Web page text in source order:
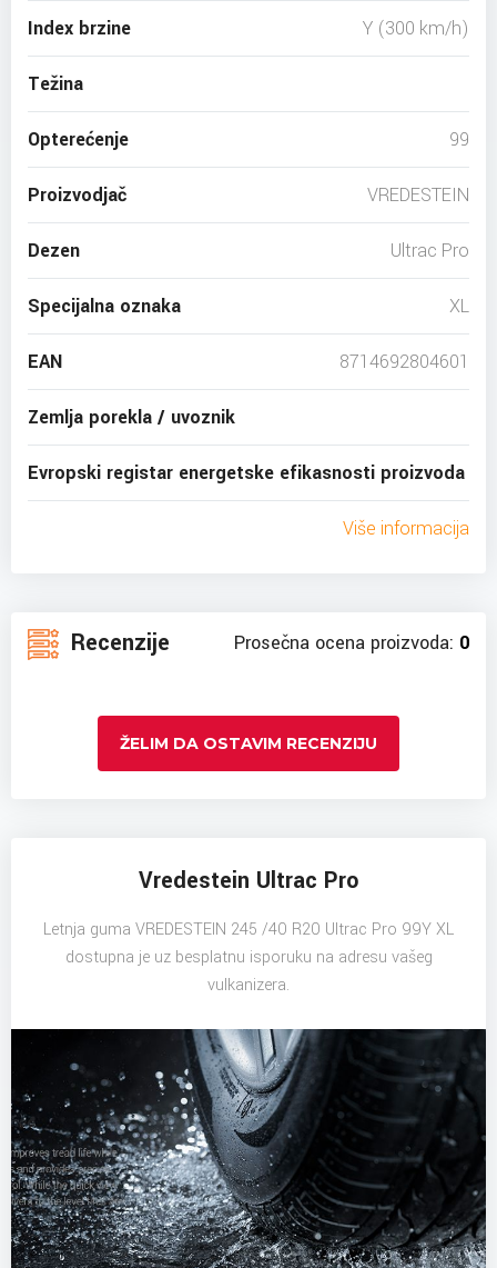
Index brzine Y (300 km/h)
Težina
Opterećenje 99
Proizvodjač VREDESTEIN
Dezen Ultrac Pro
Specijalna oznaka XL
EAN 8714692804601
Zemlja porekla / uvoznik
Evropski registar energetske efikasnosti proizvoda
Više informacija
Recenzije Prosečna ocena proizvoda: 0
ŽELIM DA OSTAVIM RECENZIJU
Vredestein Ultrac Pro
Letnja guma VREDESTEIN 245 /40 R20 Ultrac Pro 99Y XL
dostupna je uz besplatnu isporuku na adresu vašeg
vulkanizera.